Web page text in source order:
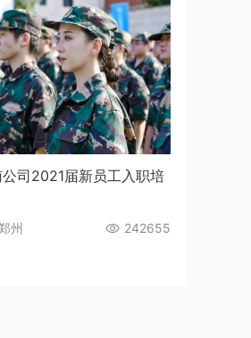
司2021届新员工入职培
州 242655